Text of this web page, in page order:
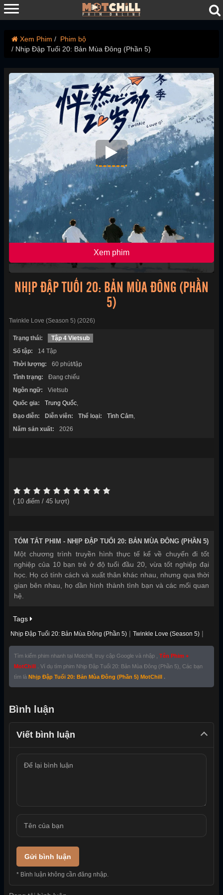
Xem Phim
Phim bộ
Nhịp Đập Tuổi 20: Bản Mùa Đông (Phần 5)
Xem phim
NHỊP ĐẬP TUỔI 20: BẢN MÙA ĐÔNG (PHẦN
5)
Twinkle Love (Season 5) (2026)
Trạng thái:
Tập 4 Vietsub
Số tập:
14 Tập
Thời lượng:
60 phút/tập
Tình trạng:
Đang chiếu
Ngôn ngữ:
Vietsub
Quốc gia:
Trung Quốc,
Đạo diễn:
Diễn viên: Thể loại: Tình Cảm,
Năm sản xuất:
2026
( 10 điểm / 45 lượt)
TÓM TẮT PHIM - NHỊP ĐẬP TUỔI 20: BẢN MÙA ĐÔNG (PHẦN 5)
Một chương trình truyền hình thực tế kể về chuyến đi tốt
nghiệp của 10 bạn trẻ ở độ tuổi đầu 20, vừa tốt nghiệp đại
học. Họ có tính cách và xuất thân khác nhau, nhưng qua thời
gian bên nhau, họ dần hình thành tình bạn và các mối quan
hệ.
Tags
Nhịp Đập Tuổi 20: Bản Mùa Đông (Phần 5) | Twinkle Love (Season 5) |
Tìm kiếm phim nhanh tại Motchill, truy cập Google và nhập , Tên Phim +
MotChill
. Ví dụ tìm phim Nhịp Đập Tuổi 20: Bản Mùa Đông (Phần 5), Các bạn
tìm là Nhịp Đập Tuổi 20: Bản Mùa Đông (Phần 5) MotChill .
Bình luận
Viết bình luận
Gửi bình luận
* Bình luận không cần đăng nhập.